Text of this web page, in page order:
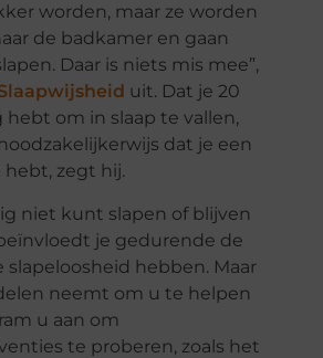
worden, maar ze worden
de badkamer en gaan
Daar is niets mis mee”,
uit. Dat je 20
om in slaap te vallen,
dat je een
zegt hij.
niet kunt slapen of blijven
je gedurende de
slapeloosheid hebben. Maar
neemt om u te helpen
u aan om
te proberen, zoals het